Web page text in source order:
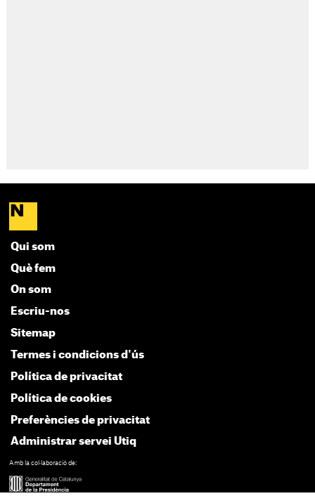
Qui som
Què fem
On som
Escriu-nos
Sitemap
Termes i condicions d'ús
Política de privacitat
Política de cookies
Preferències de privacitat
Administrar servei Utiq
Amb la col·laboració de: